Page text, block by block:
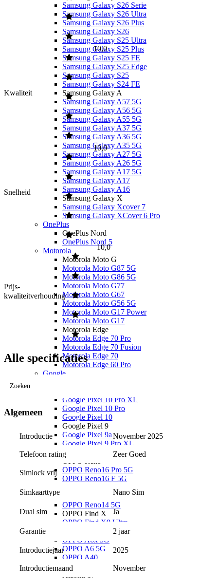
Samsung Galaxy S26 Serie
Samsung Galaxy S26 Ultra
Samsung Galaxy S26 Plus
Samsung Galaxy S26
Samsung Galaxy S25 Ultra
Samsung Galaxy S25 Plus
Samsung Galaxy S25 FE
Samsung Galaxy S25 Edge
Samsung Galaxy S25
Samsung Galaxy S24 FE
Samsung Galaxy A
Samsung Galaxy A57 5G
Samsung Galaxy A56 5G
Samsung Galaxy A55 5G
Samsung Galaxy A37 5G
Samsung Galaxy A36 5G
Samsung Galaxy A35 5G
Samsung Galaxy A27 5G
Samsung Galaxy A26 5G
Samsung Galaxy A17 5G
Samsung Galaxy A17
Samsung Galaxy A16
Samsung Galaxy X
Samsung Galaxy Xcover 7
Samsung Galaxy XCover 6 Pro
OnePlus
OnePlus Nord
OnePlus Nord 5
Motorola
Motorola Moto G
Motorola Moto G87 5G
Motorola Moto G86 5G
Motorola Moto G77
Motorola Moto G67
Motorola Moto G56 5G
Motorola Moto G17 Power
Motorola Moto G17
Motorola Edge
Motorola Edge 70 Pro
Motorola Edge 70 Fusion
Motorola Edge 70
Motorola Edge 60 Pro
Google
Google Pixel 10 Pro XL
Google Pixel 10 Pro
Google Pixel 10
Google Pixel 9
Google Pixel 9a
Google Pixel 9 Pro XL
OPPO
OPPO Reno
OPPO Reno16 Pro 5G
OPPO Reno16 F 5G
OPPO Reno15 Pro 5G
OPPO Reno14 5G
OPPO Find X
OPPO Find X9 Ultra
OPPO A6x 5G
OPPO A6 5G
OPPO A40
Xiaomi
Een oplader wordt niet meegeleverd. Nothing adviseert een 33 W-
USB-C-lader voor de beste prestaties.
Kwaliteit
10,0
Snelheid
10,0
Prijs-
kwaliteitverhouding
10,0
Alle specificaties
Zoeken
Algemeen
Introductie November 2025
Telefoon rating Zeer Goed
Simlock vrij
Simkaarttype Nano Sim
Dual sim Ja
Garantie 2 jaar
Introductiejaar 2025
Introductiemaand November